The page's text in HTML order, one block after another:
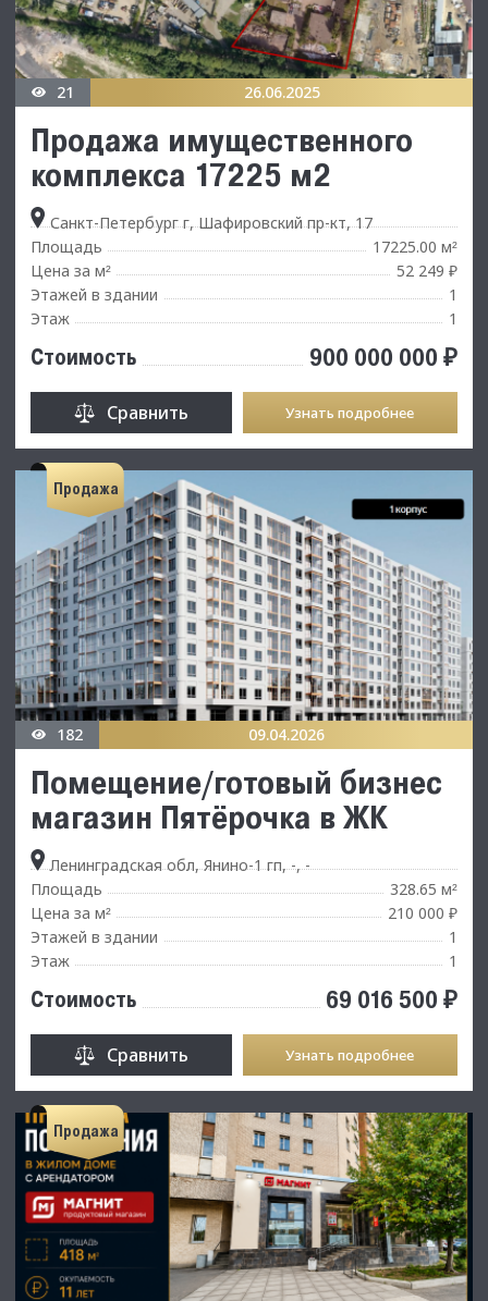
21 26.06.2025
Продажа имущественного
комплекса 17225 м2
Санкт-Петербург г, Шафировский пр-кт, 17
Площадь
17225.00 м²
Цена за м²
52 249 ₽
Этажей в здании
1
Этаж
1
Стоимость 900 000 000 ₽
Сравнить Узнать подробнее
Продажа
182 09.04.2026
Помещение/готовый бизнес
магазин Пятёрочка в ЖК
Ленинградская обл, Янино-1 гп, -, -
Площадь
328.65 м²
Цена за м²
210 000 ₽
Этажей в здании
1
Этаж
1
Стоимость 69 016 500 ₽
Сравнить Узнать подробнее
Продажа